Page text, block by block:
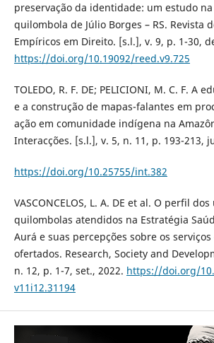
preservação da identidade: um estudo
quilombola de Júlio Borges – RS. Revista
Empíricos em Direito. [s.l.], v. 9, p. 1-30,
https://doi.org/10.19092/reed.v9.725
TOLEDO, R. F. DE; PELICIONI, M. C. F. A
e a construção de mapas-falantes em
ação em comunidade indígena na
Interacções. [s.l.], v. 5, n. 11, p. 193-213,
https://doi.org/10.25755/int.382
VASCONCELOS, L. A. DE et al. O perfil
quilombolas atendidos na Estratégia
Aurá e suas percepções sobre os
ofertados. Research, Society and
n. 12, p. 1-7, set., 2022. https://doi.org/
v11i12.31194